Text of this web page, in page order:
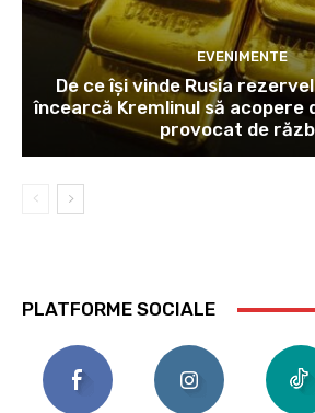
EVENIMENTE
De ce își vinde Rusia
încearcă Kremlinul să acopere
provocat de
PLATFORME SOCIALE